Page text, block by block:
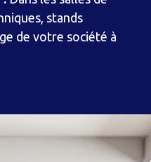
stands
de votre société à